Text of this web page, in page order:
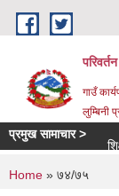
Skip to main content
गाउँ
लुम्बिनी
प्रमुख सामाचार >
शिक्षक/
You are
Home » ७४/७५